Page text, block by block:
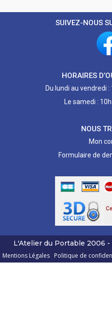
SUIVEZ-NOUS
HORAIRES
Du lundi au vendredi
Le samedi :
NOUS
Mon
Formulaire de
L'Atelier du Portable 2006 -
Mentions Légales Politique de